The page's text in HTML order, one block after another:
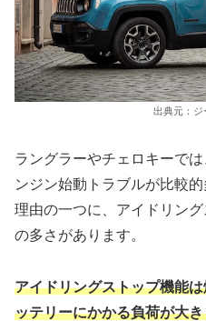
出典元：ジ
ラングラーやチェロキーで
ンジン始動トラブルが比較
理由の一つに、アイドリン
の多さがあります。
アイドリングストップ機能
ッテリーにかかる負荷が大